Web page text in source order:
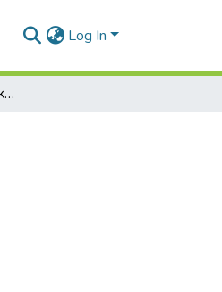
Log In
Моделирование продукционных процессов при расчете потенциальных возможностей водоемов, находящихся в различных зонах рыбоводства Республики Беларусь